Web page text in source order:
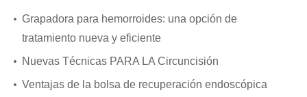
Grapadora para hemorroides: una opción de
tratamiento nueva y eficiente
Nuevas Técnicas PARA LA Circuncisión
Ventajas de la bolsa de recuperación endoscópica